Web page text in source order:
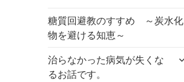
糖質回避教のすすめ ～炭水化
物を避ける知恵～
治らなかった病気が失くな
るお話です。
サ